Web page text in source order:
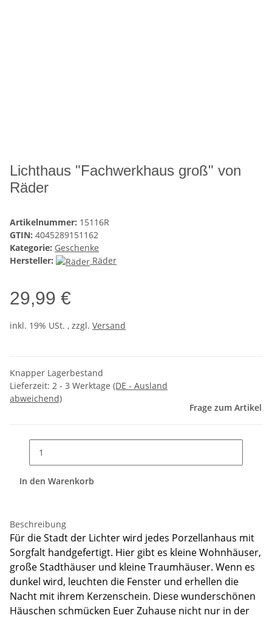
Lichthaus "Fachwerkhaus groß" von
Räder
Artikelnummer: 15116R
GTIN: 4045289151162
Kategorie: Geschenke
Hersteller:
Räder
29,99 €
inkl. 19% USt. , zzgl. Versand
Knapper Lagerbestand
Lieferzeit: 2 - 3 Werktage (DE - Ausland
abweichend)
Frage zum Artikel
In den Warenkorb
Beschreibung
Für die Stadt der Lichter wird jedes Porzellanhaus mit
Sorgfalt handgefertigt. Hier gibt es kleine Wohnhäuser,
große Stadthäuser und kleine Traumhäuser. Wenn es
dunkel wird, leuchten die Fenster und erhellen die
Nacht mit ihrem Kerzenschein. Diese wunderschönen
Häuschen schmücken Euer Zuhause nicht nur in der